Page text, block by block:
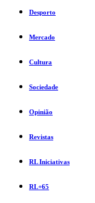
Desporto
Mercado
Cultura
Sociedade
Opinião
Revistas
RL Iniciativas
RL+65